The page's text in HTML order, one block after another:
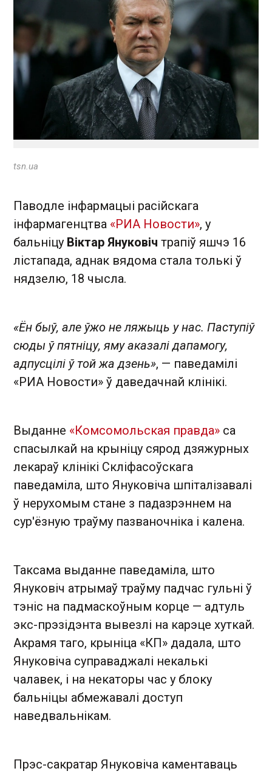
tsn.ua
Паводле інфармацыі расійскага
інфармагенцтва «РИА Новости», у
бальніцу Віктар Януковіч трапіў яшчэ 16
лістапада, аднак вядома стала толькі ў
нядзелю, 18 чысла.
«Ён быў, але ўжо не ляжыць у нас. Паступіў
сюды ў пятніцу, яму аказалі дапамогу,
адпусцілі ў той жа дзень», — паведамілі
«РИА Новости» ў даведачнай клінікі.
Выданне «Комсомольская правда» са
спасылкай на крыніцу сярод дзяжурных
лекараў клінікі Скліфасоўскага
паведаміла, што Януковіча шпіталізавалі
ў нерухомым стане з падазрэннем на
сур'ёзную траўму пазваночніка і калена.
Таксама выданне паведаміла, што
Януковіч атрымаў траўму падчас гульні ў
тэніс на падмаскоўным корце — адтуль
экс-прэзідэнта вывезлі на карэце хуткай.
Акрамя таго, крыніца «КП» дадала, што
Януковіча суправаджалі некалькі
чалавек, і на некаторы час у блоку
бальніцы абмежавалі доступ
наведвальнікам.
Прэс-сакратар Януковіча каментаваць